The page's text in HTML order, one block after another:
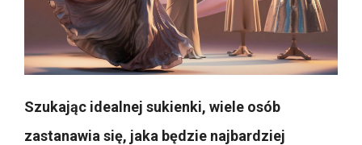
Szukając idealnej sukienki, wiele osób
zastanawia się, jaka będzie najbardziej